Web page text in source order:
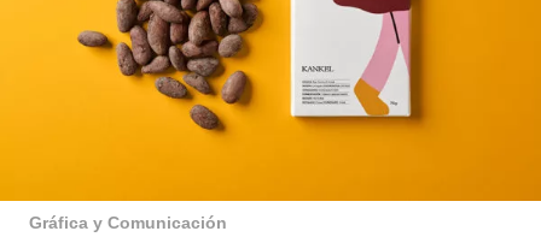
Gráfica y Comunicación